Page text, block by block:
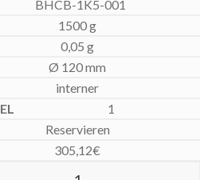
BHCB-1K5-001
1500 g
0,05 g
Ø 120 mm
interner
1
Reservieren
305,12€